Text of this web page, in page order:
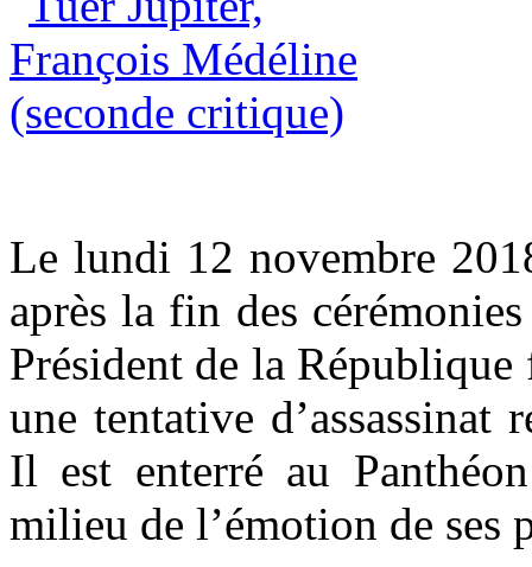
Le lundi 12 novembre
après la fin des
Président de la
une tentative d’assassinat
Il est enterré au
milieu de l’émotion de ses